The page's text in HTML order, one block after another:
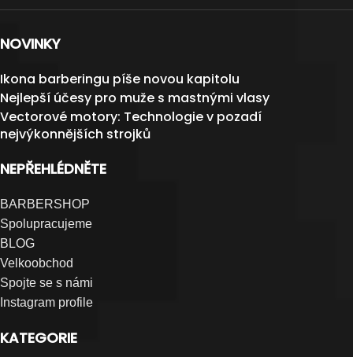
NOVINKY
Ikona barberingu píše novou kapitolu
Nejlepší účesy pro muže s mastnými vlasy
Vectorové motory: Technologie v pozadí
nejvýkonnějších strojků
NEPŘEHLÉDNĚTE
BARBERSHOP
Spolupracujeme
BLOG
Velkoobchod
Spojte se s námi
Instagram profile
KATEGORIE